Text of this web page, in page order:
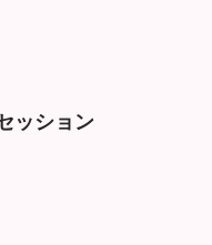
ッション